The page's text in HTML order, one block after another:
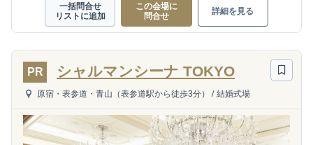
一括問合せ
リストに追加
この会場に
問合せ
詳細を見る
PR シャルマンシーナ TOKYO
原宿・表参道・青山（表参道駅から徒歩3分） / 結婚式場